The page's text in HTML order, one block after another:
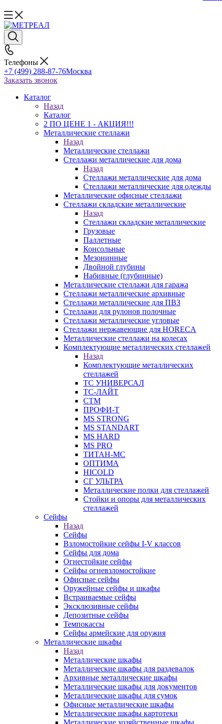
Телефоны
+7 (499) 288-87-76Москва
Заказать звонок
Каталог
Назад
Каталог
2 ПО ЦЕНЕ 1 - АКЦИЯ!!!
Металлические стеллажи
Назад
Металлические стеллажи
Стеллажи металлические для дома
Назад
Стеллажи металлические для дома
Стеллажи металлические для одежды
Металлические офисные стеллажи
Стеллажи складские металлические
Назад
Стеллажи складские металлические
Грузовые
Паллетные
Консольные
Мезонинные
Двойной глубины
Набивные (глубинные)
Металлические стеллажи для гаража
Стеллажи металлические архивные
Стеллажи металлические для ПВЗ
Стеллажи для рулонов полочные
Стеллажи металлические угловые
Стеллажи нержавеющие для HORECA
Металлические стеллажи на колесах
Комплектующие металлических стеллажей
Назад
Комплектующие металлических
стеллажей
ТС УНИВЕРСАЛ
ТС-ЛАЙТ
СТМ
ПРОФИ-Т
MS STRONG
MS STANDART
MS HARD
MS PRO
ТИТАН-МС
ОПТИМА
HICOLD
СГ УЛЬТРА
Металлические полки для стеллажей
Стойки и опоры для металлических
стеллажей
Сейфы
Назад
Сейфы
Взломостойкие сейфы I-V классов
Сейфы для дома
Огнестойкие сейфы
Сейфы огневзломостойкие
Офисные сейфы
Оружейные сейфы и шкафы
Встраиваемые сейфы
Эксклюзивные сейфы
Депозитные сейфы
Темпокассы
Сейфы армейские для оружия
Металлические шкафы
Назад
Металлические шкафы
Металлические шкафы для раздевалок
Архивные металлические шкафы
Металлические шкафы для документов
Металлические шкафы для сумок
Офисные металлические шкафы
Металлические шкафы картотеки
Металлические хозяйственные шкафы